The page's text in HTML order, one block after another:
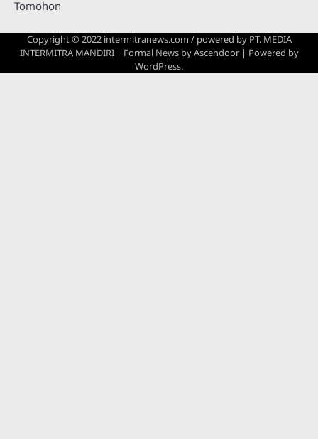
Tomohon
Copyright © 2022 intermitranews.com / powered by PT. MEDIA
INTERMITRA MANDIRI| Formal News byAscendoor| Powered by
WordPress.